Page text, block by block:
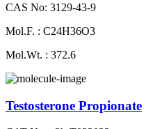
CAS No: 3129-43-9
Mol.F. : C24H36O3
Mol.Wt. : 372.6
Testosterone Propionate